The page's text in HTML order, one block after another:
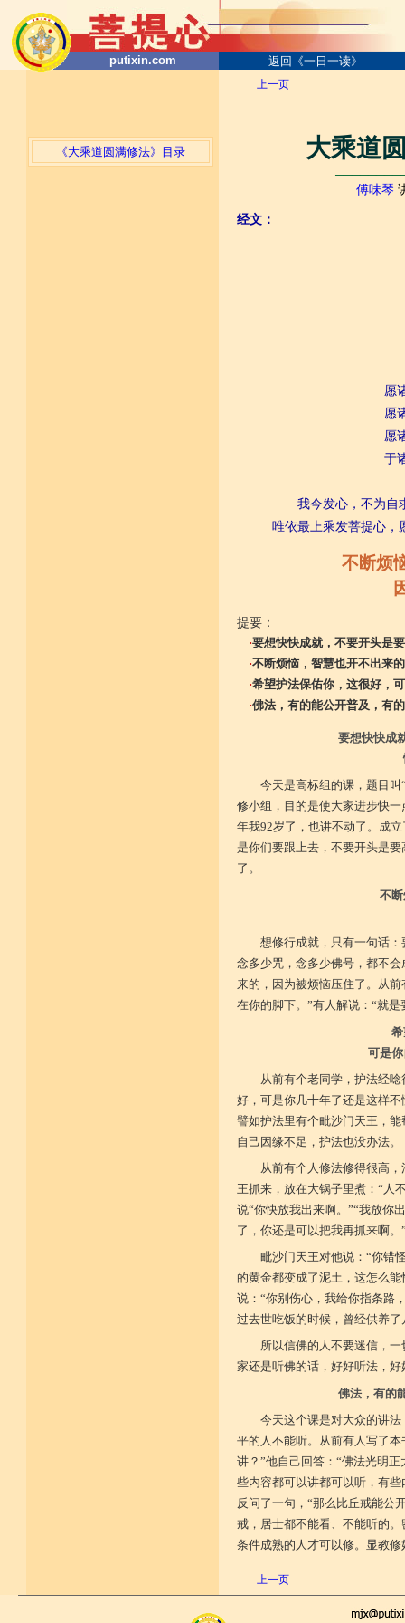
putixin.com 返回《一日一读》
《大乘道圆满修法》目录
上一页
大乘道
傅味琴
经文：
愿
愿
愿诸
于诸
我今发心，不为自
唯依最上乘发菩提心，
不断烦
提要：
·要想快快成就，不要开头是
·不断烦恼，智慧也开不出来
·希望护法保佑你，这很好，
·佛法，有的能公开普及，有
要想快快成
今天是高标组的课，题目
修小组，目的是使大家进步快
年我92岁了，也讲不动了。成
是你们要跟上去，不要开头是
了。
不
想修行成就，只有一句话
念多少咒，念多少佛号，都不
来的，因为被烦恼压住了。从
在你的脚下。”有人解说：“就
可是
从前有个老同学，护法经
好，可是你几十年了还是这样
譬如护法里有个毗沙门天王，
自己因缘不足，护法也没办法。
从前有个人修法修得很高
王抓来，放在大锅子里煮：“人
说“你快放我出来啊。”“我放你
了，你还是可以把我再抓来啊
毗沙门天王对他说：“你错
的黄金都变成了泥土，这怎么
说：“你别伤心，我给你指条路
过去世吃饭的时候，曾经供养
所以信佛的人不要迷信，
家还是听佛的话，好好听法，
佛法，有的
今天这个课是对大众的讲
平的人不能听。从前有人写了
讲？”他自己回答：“佛法光明
些内容都可以讲都可以听，有
反问了一句，“那么比丘戒能公
戒，居士都不能看、不能听的
条件成熟的人才可以修。显教
上一页